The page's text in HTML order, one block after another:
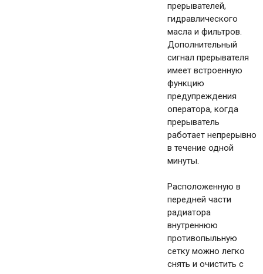
прерывателей,
гидравлического
масла и фильтров.
Дополнительный
сигнал прерывателя
имеет встроенную
функцию
предупреждения
оператора, когда
прерыватель
работает непрерывно
в течение одной
минуты.
Расположенную в
передней части
радиатора
внутреннюю
противопыльную
сетку можно легко
снять и очистить с